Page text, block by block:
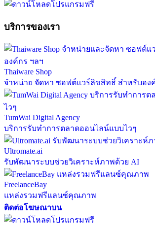
บริการของเรา
Thaiware Shop
จำหน่าย จัดหา ซอฟต์แวร์ลิขสิทธิ์ สำหรับอง
TumWai Digital Agency
บริการรับทำการตลาดออนไลน์แบบไวๆ
Ultromate.ai
รับพัฒนาระบบช่วยวิเคราะห์ภาพด้วย AI
FreelanceBay
แหล่งรวมฟรีแลนซ์คุณภาพ
ติดต่อโฆษณาบน